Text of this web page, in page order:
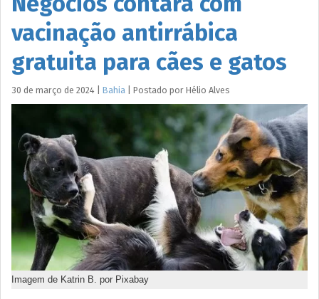
vacinação antirrábica
gratuita para cães e gatos
30 de março de 2024 Bahia Postado por Hélio Alves
Imagem de Katrin B. por Pixabay